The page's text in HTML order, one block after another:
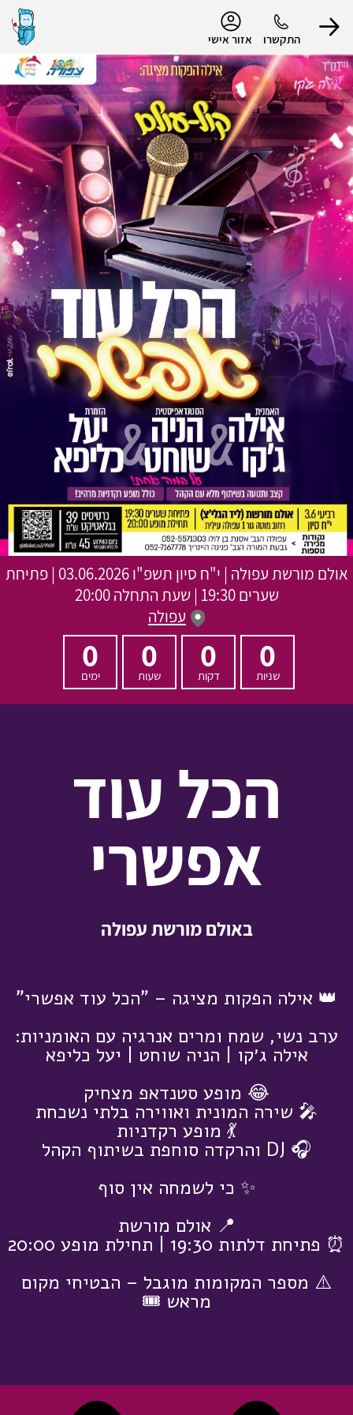
התקשרו אזור אישי
הפרופיל שלי
התנתק
אולם מורשת עפולה | י"ח סיון תשפ"ו
03.06.2026 | פתיחת
שערים 19:30 | שעת התחלה 20:00
עפולה
0
שניות
0
דקות
0
שעות
0
ימים
הכל עוד
אפשרי
באולם מורשת עפולה
👑 אילה הפקות מציגה – "הכל עוד אפשרי"
ערב נשי, שמח ומרים אנרגיה עם האומניות:
אילה ג׳קו | הניה שוחט | יעל כליפא
😂 מופע סטנדאפ מצחיק
🎤 שירה המונית ואווירה בלתי נשכחת
💃 מופע רקדניות
🎧 DJ והרקדה סוחפת בשיתוף הקהל
✨ כי לשמחה אין סוף
📍 אולם מורשת
⏰ פתיחת דלתות 19:30 | תחילת מופע 20:00
⚠️ מספר המקומות מוגבל – הבטיחי מקום
מראש 🎟️